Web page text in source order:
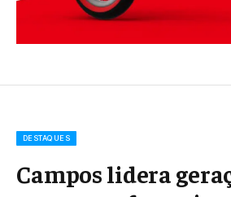
DESTAQUES
Campos lidera